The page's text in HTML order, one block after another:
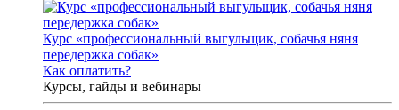
Курс «профессиональный выгульщик, собачья няня
передержка собак»
Как оплатить?
Курсы, гайды и вебинары